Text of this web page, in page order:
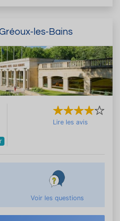
les-Bains
Lire les avis
Voir les questions